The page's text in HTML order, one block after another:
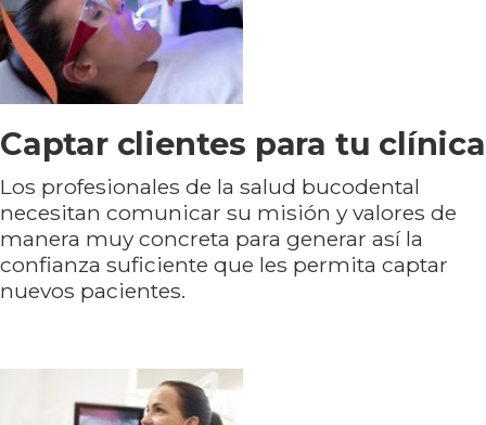
Captar clientes para tu clínica
Los profesionales de la salud bucodental
necesitan comunicar su misión y valores de
manera muy concreta para generar así la
confianza suficiente que les permita captar
nuevos pacientes.